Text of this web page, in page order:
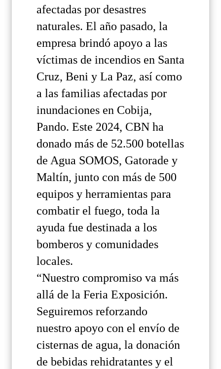
afectadas por desastres
naturales. El año pasado, la
empresa brindó apoyo a las
víctimas de incendios en Santa
Cruz, Beni y La Paz, así como
a las familias afectadas por
inundaciones en Cobija,
Pando. Este 2024, CBN ha
donado más de 52.500 botellas
de Agua SOMOS, Gatorade y
Maltín, junto con más de 500
equipos y herramientas para
combatir el fuego, toda la
ayuda fue destinada a los
bomberos y comunidades
locales.
“Nuestro compromiso va más
allá de la Feria Exposición.
Seguiremos reforzando
nuestro apoyo con el envío de
cisternas de agua, la donación
de bebidas rehidratantes y el